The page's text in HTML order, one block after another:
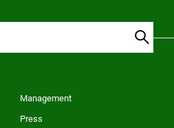
Management
Press